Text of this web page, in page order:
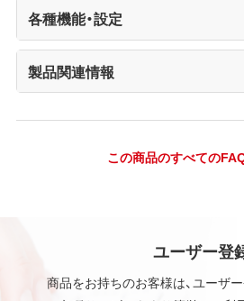
各種機能・設定
製品関連情報
この商品のすべての
ユーザー登
商品をお持ちのお客様は、ユーザ